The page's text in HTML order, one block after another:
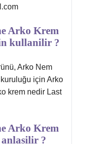
Arko Krem
kullanilir ?
Arko Nem
kuruluğu için Arko
krem nedir Last
Arko Krem
?